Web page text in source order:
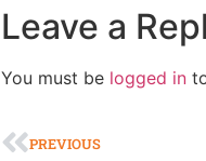
Leave a
You must be logged in
PREVIOUS